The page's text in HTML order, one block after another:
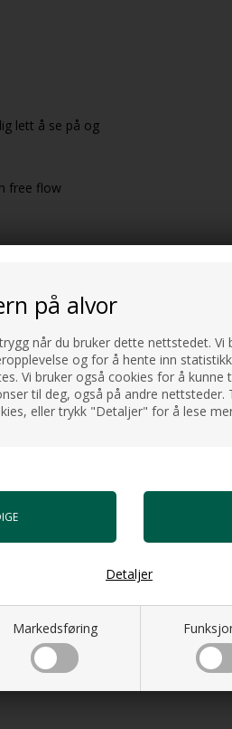
på alvor
når du bruker dette nettstedet.
og for å hente inn
Vi bruker også cookies for å kunne
til deg, også på andre nettsteder.
eller trykk "Detaljer" for å lese
Markedsføring
Detaljer
lett å se på og
free flow
svart.